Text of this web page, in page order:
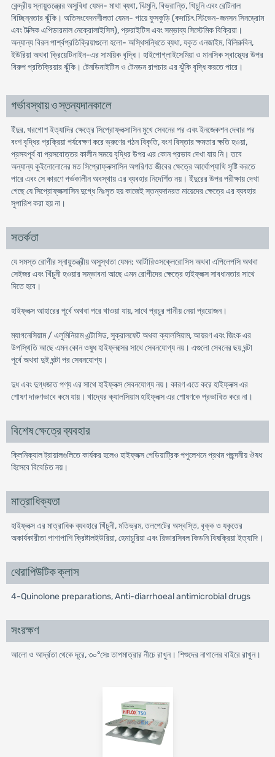
কেন্দ্রীয় স্নায়ুতন্ত্রের অসুবিধা যেমন- মাথা ব্যথা, ঝিমুনি, বিভ্রান্তি, খিচুনি এবং রেটিনাল
বিচ্ছিন্নতার ঝুঁকি। অতিসংবেদনশীলতা যেমন- গায়ে ফুসকুড়ি (কদাচিৎ স্টিভেন-জনসন সিনড্রোম
এবং টক্সিক এপিডারমাল নেক্রোলাইসিস), প্রুরাইটিস এবং সম্ভাব্য সিস্টেমিক বিক্রিয়া।
অন্যান্য বিরল পার্শ্বপ্রতিক্রিয়াগুলো হলো- অস্থিসন্ধিতে ব্যথা, যকৃত এনজাইম, বিলিরুবিন,
ইউরিয়া অথবা ক্রিয়েটিনাইন-এর সাময়িক বৃদ্ধি। হাইপোগ্লাইসেমিয়া ও মানসিক স্বাস্থ্যের উপর
বিরুপ প্রতিক্রিয়ার ঝুঁকি। টেনডিনাইটিস ও টেনডন রাপচার এর ঝুঁকি বৃদ্ধি করতে পারে।
গর্ভাবস্থায় ও স্তন্যদানকালে
ইঁদুর, খরগোশ ইত্যাদির ক্ষেত্রে সিপ্রোফ্লক্সাসিন মুখে সেবনের পর এবং ইনজেকশন দেবার পর
বংশ বৃদ্ধির প্রক্রিয়া পর্যবেক্ষণ করে ভ্রুণের গঠন বিকৃতি, বংশ বিস্তার ক্ষমতার ক্ষতি হওয়া,
প্রসবপূর্ব বা প্রসবোত্তর কালীন সময়ে বৃদ্ধির উপর এর কোন প্রভাব দেখা যায় নি। তবে
অন্যান্য কুইনোলোনের মত সিপ্রোফ্লক্সাসিন অপরিণত জীবের ক্ষেত্রে আর্থোপ্যাথি সৃষ্টি করতে
পারে এবং সে কারণে গর্ভকালীন অবস্থায় এর ব্যবহার নিদের্শিত নয়। ইঁদুরের উপর পরীক্ষায় দেখা
গেছে যে সিপ্রোফ্লক্সাসিন দুগ্ধে নিঃসৃত হয় কাজেই স্তন্যদানরত মায়েদের ক্ষেত্রে এর ব্যবহার
সুপারিশ করা হয় না।
সতর্কতা
যে সমস্ত রোগীর স্নায়ুতন্ত্রীয় অসুস্থতা যেমন: আর্টারিওসক্লেরোসিস অথবা এপিলেপসি অথবা
সেইজর এবং খিঁচুনী হওয়ার সম্ভাবনা আছে এমন রোগীদের ক্ষেত্রে হাইফ্লক্স সাবধানতার সাথে
দিতে হবে।
হাইফ্লক্স আহারের পূর্বে অথবা পরে খাওয়া যায়, সাথে প্রচুর পানীয় নেয়া প্রয়োজন।
ম্যাগনেসিয়াম / এলুমিনিয়াম এন্টাসিড, সুক্রালফেট অথবা ক্যালসিয়াম, আয়রণ এবং জিংক এর
উপস্থিতি আছে এমন কোন ওষুধ হাইফ্লক্সের সাথে সেবনযোগ্য নয়। এগুলো সেবনের ছয় ঘন্টা
পূর্বে অথবা দুই ঘন্টা পর সেবনযোগ্য।
দুধ এবং দুগ্ধজাত পণ্য এর সাথে হাইফ্লক্স সেবনযোগ্য নয়। কারণ এতে করে হাইফ্লক্স এর
শোষণ দারুণভাবে কমে যায়। খাদ্যের ক্যালসিয়াম হাইফ্লক্স এর শোষণকে প্রভাবিত করে না।
বিশেষ ক্ষেত্রে ব্যবহার
ক্লিনিক্যাল ট্রায়ালগুলিতে কার্যকর হলেও হাইফ্লক্স পেডিয়াট্রিক পপুলেশনে প্রথম পছন্দনীয় ঔষধ
হিসেবে বিবেচিত নয়।
মাত্রাধিক্যতা
হাইফ্লক্স এর মাত্রাধিক ব্যবহারে খিঁচুনী, মতিভ্রম, তলপেটের অস্বস্তি, বৃক্ক ও যকৃতের
অকার্যকারীতা পাশাপাশি ক্রিষ্টালইউরিয়া, হেমাচুরিয়া এবং রিভারসিবল কিডনি বিষক্রিয়া ইত্যাদি।
থেরাপিউটিক ক্লাস
4-Quinolone preparations, Anti-diarrhoeal antimicrobial drugs
সংরক্ষণ
আলো ও আর্দ্রতা থেকে দূরে, ৩০°সেঃ তাপমাত্রার নীচে রাখুন। শিশুদের নাগালের বাইরে রাখুন।